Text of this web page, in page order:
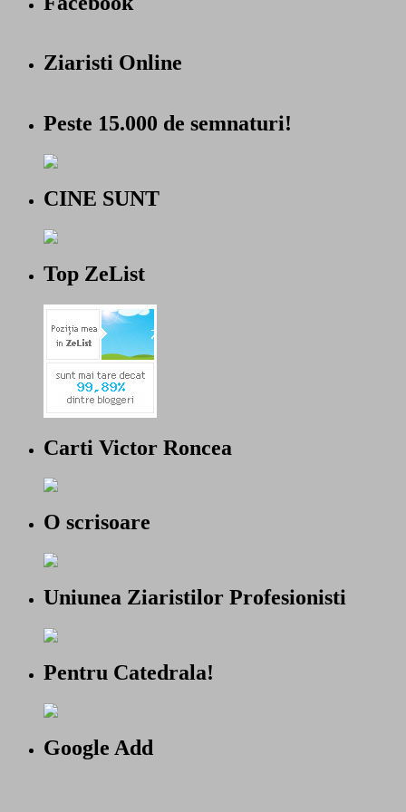
Ziaristi Online
Peste 15.000 de semnaturi!
CINE SUNT
Top ZeList
Carti Victor Roncea
O scrisoare
Uniunea Ziaristilor Profesionisti
Pentru Catedrala!
Google Add